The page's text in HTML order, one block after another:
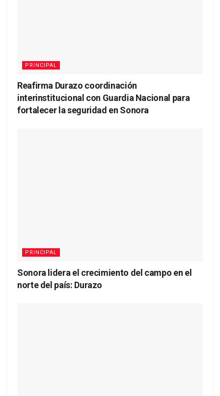
PRINCIPAL
Reafirma Durazo coordinación
interinstitucional con Guardia Nacional para
fortalecer la seguridad en Sonora
PRINCIPAL
Sonora lidera el crecimiento del campo en el
norte del país: Durazo